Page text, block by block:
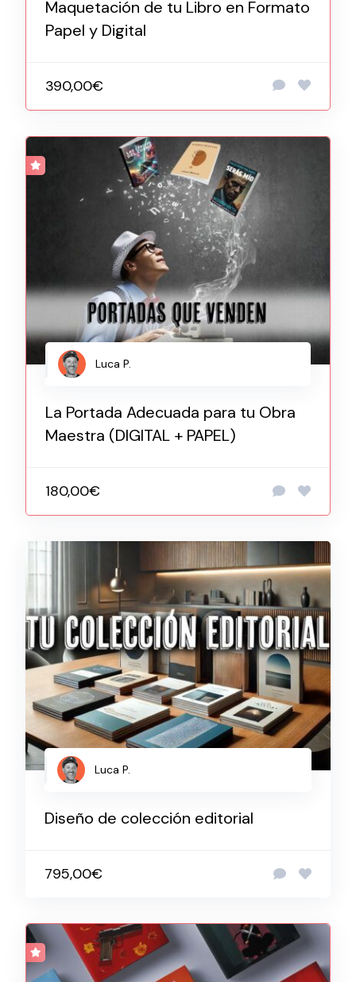
Maquetación de tu Libro en Formato
Papel y Digital
390,00€
Luca P.
La Portada Adecuada para tu Obra
Maestra (DIGITAL + PAPEL)
180,00€
Luca P.
Diseño de colección editorial
795,00€